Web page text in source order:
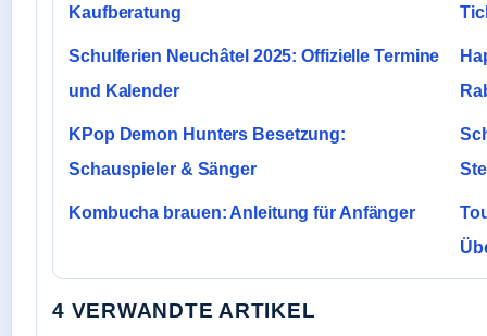
Kaufberatung
Schulferien Neuchâtel 2025: Offizielle Termine
und Kalender
KPop Demon Hunters Besetzung:
Schauspieler & Sänger
Kombucha brauen: Anleitung für Anfänger
4 VERWANDTE ARTIKEL